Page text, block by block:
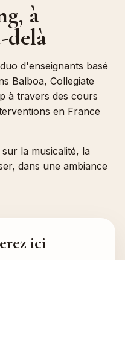
à
delà
d'enseignants basé
Balboa, Collegiate
à travers des cours
en France
la musicalité, la
dans une ambiance
ici